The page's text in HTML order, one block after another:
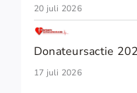
20 juli 2026
Donateursactie
17 juli 2026